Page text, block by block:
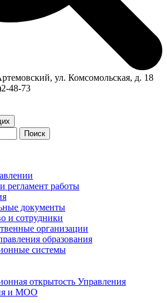
ул. Комсомольская, д. 18
48-73
Поиск
регламент работы
документы
и сотрудники
организации
образования
системы
открытость Управления
и МОО